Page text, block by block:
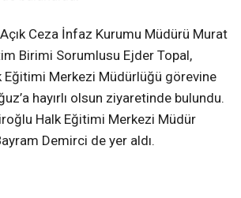
Ceza İnfaz Kurumu Müdürü Murat
Birimi Sorumlusu Ejder Topal,
Eğitimi Merkezi Müdürlüğü görevine
hayırlı olsun ziyaretinde bulundu.
Halk Eğitimi Merkezi Müdür
Demirci de yer aldı.